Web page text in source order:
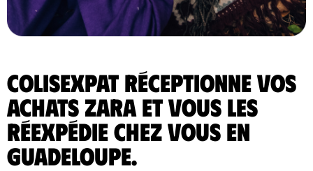
ColisExpat réceptionne vos
achats Zara et vous les
réexpédie chez vous en
Guadeloupe.